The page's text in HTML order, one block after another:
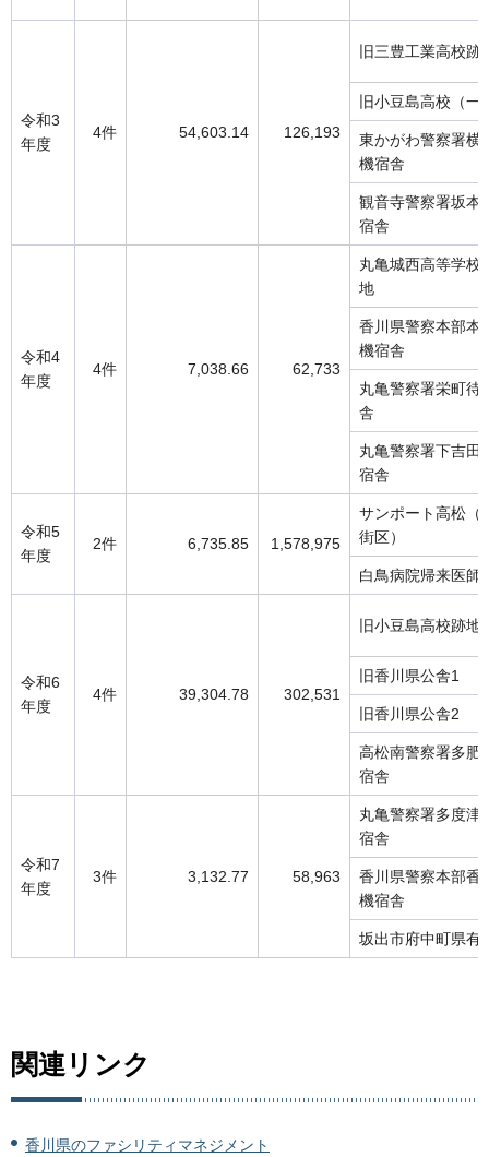
令和3
年度
4件 54,603.14 126,193
旧三豊工業高校跡
旧小豆島高校（一
東かがわ警察署横
機宿舎
観音寺警察署坂本
宿舎
令和4
年度
4件 7,038.66 62,733
丸亀城西高等学校
地
香川県警察本部本
機宿舎
丸亀警察署栄町待
舎
丸亀警察署下吉田
宿舎
令和5
年度
2件 6,735.85 1,578,975
サンポート高松（
街区）
白鳥病院帰来医師
令和6
年度
4件 39,304.78 302,531
旧小豆島高校跡地
旧香川県公舎1
旧香川県公舎2
高松南警察署多肥
宿舎
令和7
年度
3件 3,132.77 58,963
丸亀警察署多度津
宿舎
香川県警察本部香
機宿舎
坂出市府中町県有
関連リンク
香川県のファシリティマネジメント